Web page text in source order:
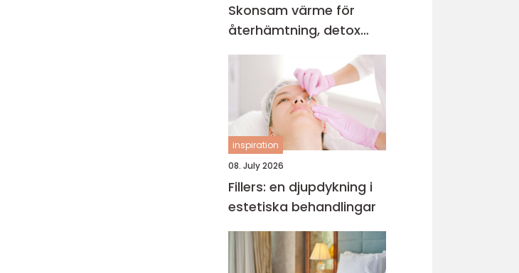
Skonsam värme för
återhämtning, detox
och mental balans
inspiration
08. July 2026
Fillers: en djupdykning i
estetiska behandlingar